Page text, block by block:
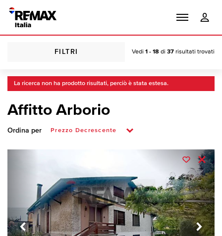
FILTRI Vedi 1 - 18 di 37 risultati trovati
La ricerca non ha prodotto risultati, perciò è stata estesa.
Affitto Arborio
Ordina per